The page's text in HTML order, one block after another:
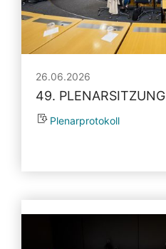
26.06.2026
49. PLENARSITZUNG
Plenarprotokoll